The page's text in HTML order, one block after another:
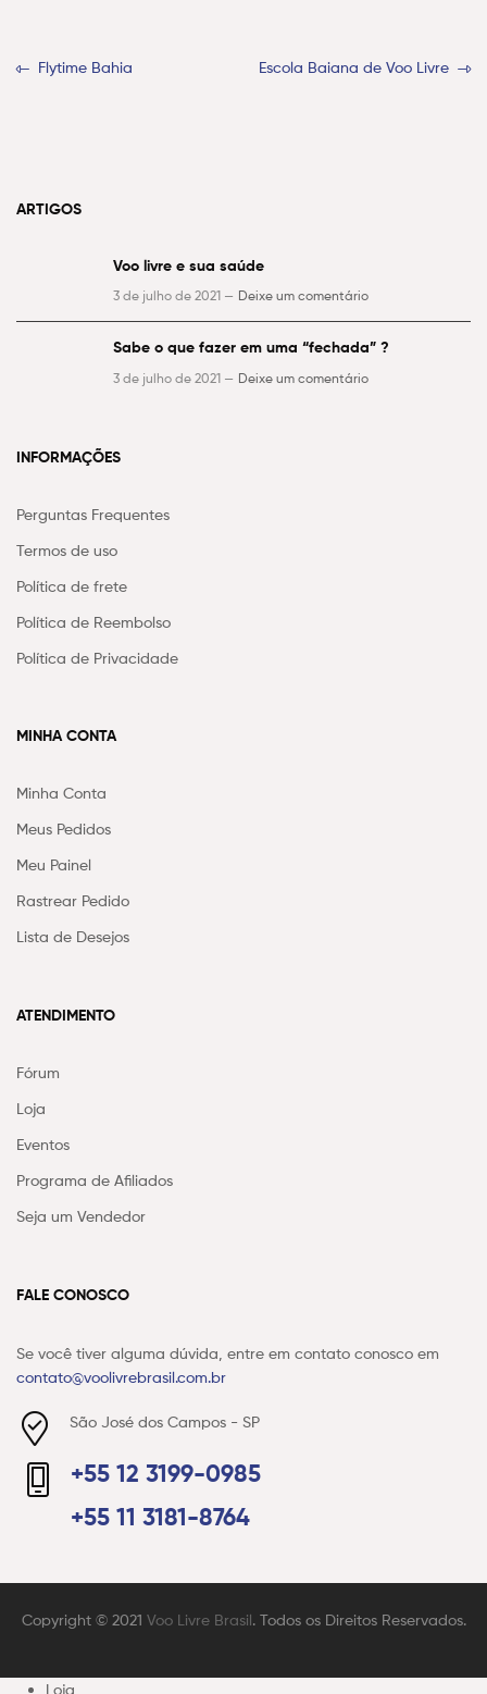
Flytime Bahia Escola Baiana de Voo Livre
ARTIGOS
Voo livre e sua saúde
3 de julho de 2021 — Deixe um comentário
Sabe o que fazer em uma “fechada” ?
3 de julho de 2021 — Deixe um comentário
INFORMAÇÕES
Perguntas Frequentes
Termos de uso
Política de frete
Política de Reembolso
Política de Privacidade
MINHA CONTA
Minha Conta
Meus Pedidos
Meu Painel
Rastrear Pedido
Lista de Desejos
ATENDIMENTO
Fórum
Loja
Eventos
Programa de Afiliados
Seja um Vendedor
FALE CONOSCO
Se você tiver alguma dúvida, entre em contato conosco em
contato@voolivrebrasil.com.br
São José dos Campos - SP
+55 12 3199-0985
+55 11 3181-8764
Copyright © 2021 Voo Livre Brasil. Todos os Direitos Reservados.
Loja